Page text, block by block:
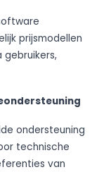
prijsmodellen
ondersteuning
technische
van